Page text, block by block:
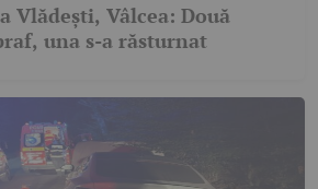
Vlădești, Vâlcea: Două
una s-a răsturnat